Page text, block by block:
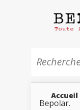
Accueil
Bepolar.